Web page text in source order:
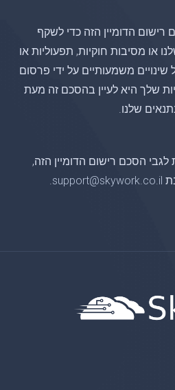
רישום הדומיין הזה כדי לשקף
או מסיבות חוקיות, תפעוליות או
שינויים משמעותיים על ידי פרסום
שלך היא לעיין בהסכם זה מעת
שלנו.
הסכם רישום הדומיין הזה,
support@skywork.co.il
.